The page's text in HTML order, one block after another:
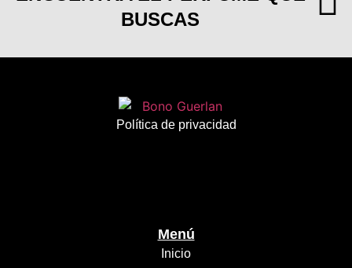
BUSCAS
Política de privacidad
Menú
Inicio